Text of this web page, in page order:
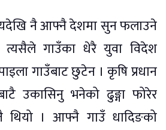
नै आफ्नै देशमा सुन फलाउने
त्यसैले गाउँका धेरै युवा विदेश
गाउँबाट छुटेन । कृषि प्रधान
उकासिनु भनेको ढुङ्गा फोरेर
थियो । आफ्नै गाउँ धादिङको